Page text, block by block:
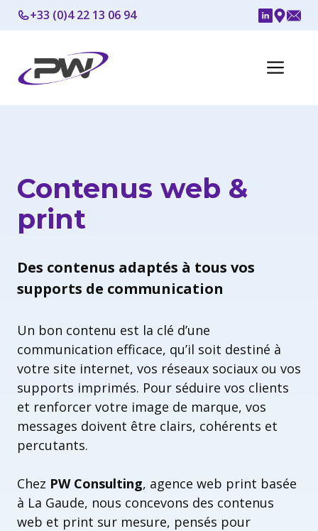
Aller
au
+33 (0)4 22 13 06 94
Contenus web &
print
Des contenus adaptés à tous vos
supports de communication
Un bon contenu est la clé d’une
communication efficace, qu’il soit destiné à
votre site internet, vos réseaux sociaux ou vos
supports imprimés. Pour séduire vos clients
et renforcer votre image de marque, vos
messages doivent être clairs, cohérents et
percutants.
Chez PW Consulting, agence web print basée
à La Gaude, nous concevons des contenus
web et print sur mesure, pensés pour